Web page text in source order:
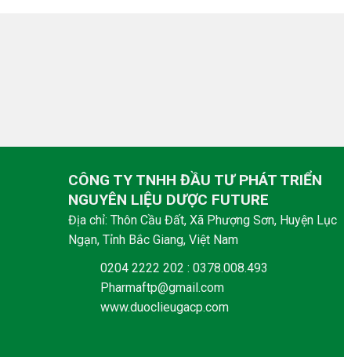
CÔNG TY TNHH ĐẦU TƯ PHÁT TRIỂN
NGUYÊN LIỆU DƯỢC FUTURE
Địa chỉ: Thôn Cầu Đất, Xã Phượng Sơn, Huyện Lục
Ngạn, Tỉnh Bắc Giang, Việt Nam
0204 2222 202 : 0378.008.493
Pharmaftp@gmail.com
www.duoclieugacp.com